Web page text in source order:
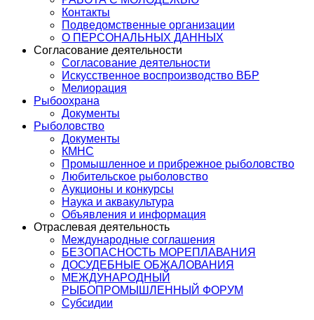
Контакты
Подведомственные организации
О ПЕРСОНАЛЬНЫХ ДАННЫХ
Согласование деятельности
Согласование деятельности
Искусственное воспроизводство ВБР
Мелиорация
Рыбоохрана
Документы
Рыболовство
Документы
КМНС
Промышленное и прибрежное рыболовство
Любительское рыболовство
Аукционы и конкурсы
Наука и аквакультура
Объявления и информация
Отраслевая деятельность
Международные соглашения
БЕЗОПАСНОСТЬ МОРЕПЛАВАНИЯ
ДОСУДЕБНЫЕ ОБЖАЛОВАНИЯ
МЕЖДУНАРОДНЫЙ
РЫБОПРОМЫШЛЕННЫЙ ФОРУМ
Субсидии